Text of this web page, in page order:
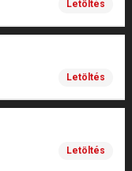
Letöltés
Letöltés
Letöltés